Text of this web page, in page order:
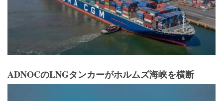
ADNOCのLNGタンカーがホルムズ海峡を横断